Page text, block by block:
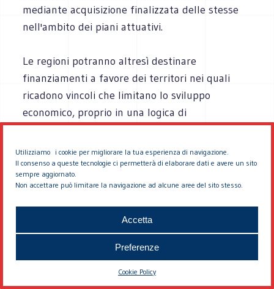
Utilizziamo i cookie per migliorare la tua esperienza di navigazione.
Il consenso a queste tecnologie ci permetterà di elaborare dati e avere un sito
sempre aggiornato.
Non accettare può limitare la navigazione ad alcune aree del sito stesso.
Accetta
Preferenze
Cookie Policy
mediante acquisizione finalizzata delle stesse
nell'ambito dei piani attuativi.
Le regioni potranno altresì destinare
finanziamenti a favore dei territori nei quali
ricadono vincoli che limitano lo sviluppo
economico, proprio in una logica di
compensazione territoriale.
Il ricorso a forme compensative sarà attivabile
anche per la valorizzazione ambientale ovvero
Potranno essere altresì individuatibonuso
premialità per gli interventi di riqualificazione
urbana a fronte del conseguimento di maggiori
utilità anche in termini di servizi aggiuntivi, di